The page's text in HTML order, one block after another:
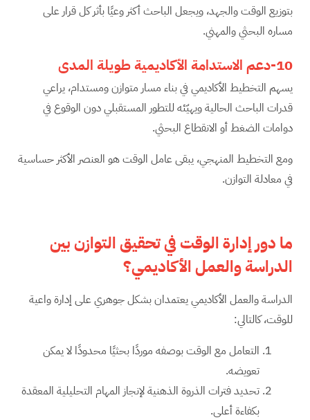
بتوزيع الوقت والجهد، ويجعل الباحث أكثر وعيًا بأثر كل قرار على
مساره البحثي والمهني.
10-دعم الاستدامة الأكاديمية طويلة المدى
يسهم التخطيط الأكاديمي في بناء مسار متوازن ومستدام، يراعي
قدرات الباحث الحالية ويهيّئه للتطور المستقبلي دون الوقوع في
دوامات الضغط أو الانقطاع البحثي.
ومع التخطيط المنهجي، يبقى عامل الوقت هو العنصر الأكثر حساسية
في معادلة التوازن.
ما دور إدارة الوقت في تحقيق التوازن بين
الدراسة والعمل الأكاديمي؟
الدراسة والعمل الأكاديمي يعتمدان بشكل جوهري على إدارة واعية
للوقت، كالتالي:
التعامل مع الوقت بوصفه موردًا بحثيًا محدودًا لا يمكن
تعويضه.
تحديد فترات الذروة الذهنية لإنجاز المهام التحليلية المعقدة
بكفاءة أعلى.